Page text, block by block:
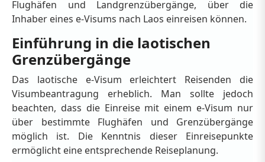
Flughäfen und Landgrenzübergänge, über die
Inhaber eines e-Visums nach Laos einreisen können.
Einführung in die laotischen
Grenzübergänge
Das laotische e-Visum erleichtert Reisenden die
Visumbeantragung erheblich. Man sollte jedoch
beachten, dass die Einreise mit einem e-Visum nur
über bestimmte Flughäfen und Grenzübergänge
möglich ist. Die Kenntnis dieser Einreisepunkte
ermöglicht eine entsprechende Reiseplanung.